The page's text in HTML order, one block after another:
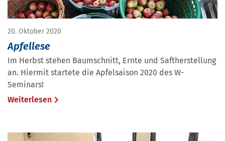
20. Oktober 2020
Apfellese
Im Herbst stehen Baumschnitt, Ernte und Saftherstellung
an. Hiermit startete die Apfelsaison 2020 des W-
Seminars!
Weiterlesen